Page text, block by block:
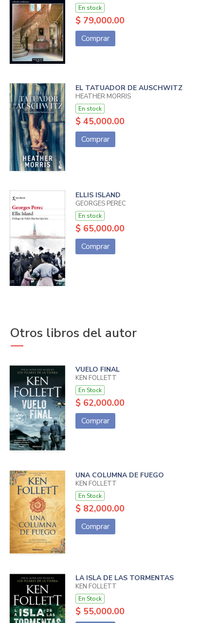
En stock
$ 79,000.00
Comprar
EL TATUADOR DE AUSCHWITZ
HEATHER MORRIS
En stock
$ 45,000.00
Comprar
ELLIS ISLAND
GEORGES PEREC
En stock
$ 65,000.00
Comprar
Otros libros del autor
VUELO FINAL
KEN FOLLETT
En Stock
$ 62,000.00
Comprar
UNA COLUMNA DE FUEGO
KEN FOLLETT
En Stock
$ 82,000.00
Comprar
LA ISLA DE LAS TORMENTAS
KEN FOLLETT
En Stock
$ 55,000.00